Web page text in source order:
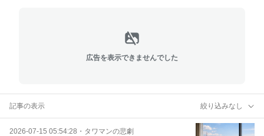
広告を表示できませんでした
記事の表示 絞り込みなし
2026-07-15 05:54:28 ・ タワマンの悲劇